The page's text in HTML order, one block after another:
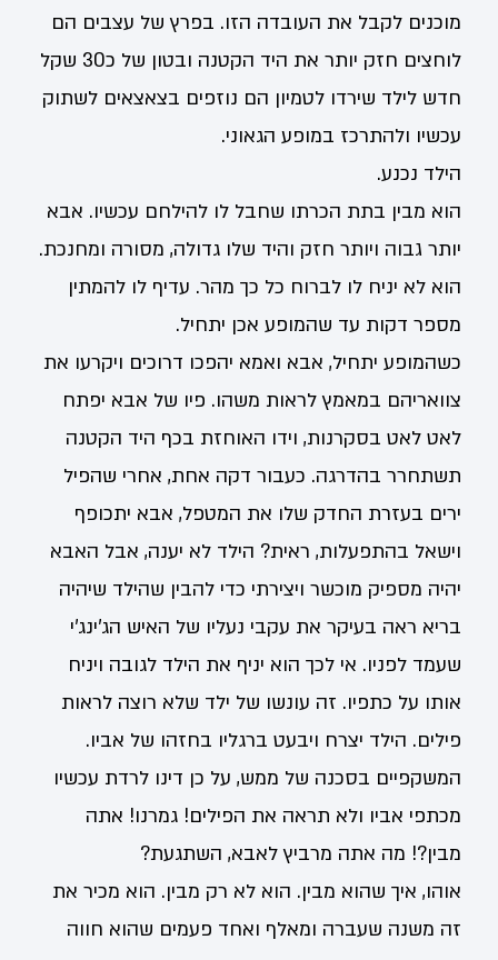
מוכנים לקבל את העובדה הזו. בפרץ של עצבים הם
לוחצים חזק יותר את היד הקטנה ובטון של כ30 שקל
חדש לילד שירדו לטמיון הם נוזפים בצאצאים לשתוק
עכשיו ולהתרכז במופע הגאוני.
הילד נכנע.
הוא מבין בתת הכרתו שחבל לו להילחם עכשיו. אבא
יותר גבוה ויותר חזק והיד שלו גדולה, מסורה ומחנכת.
הוא לא יניח לו לברוח כל כך מהר. עדיף לו להמתין
מספר דקות עד שהמופע אכן יתחיל.
כשהמופע יתחיל, אבא ואמא יהפכו דרוכים ויקרעו את
צוואריהם במאמץ לראות משהו. פיו של אבא יפתח
לאט לאט בסקרנות, וידו האוחזת בכף היד הקטנה
תשתחרר בהדרגה. כעבור דקה אחת, אחרי שהפיל
ירים בעזרת החדק שלו את המטפל, אבא יתכופף
וישאל בהתפעלות, ראית? הילד לא יענה, אבל האבא
יהיה מספיק מוכשר ויצירתי כדי להבין שהילד שיהיה
בריא ראה בעיקר את עקבי נעליו של האיש הג'ינג'י
שעמד לפניו. אי לכך הוא יניף את הילד לגובה ויניח
אותו על כתפיו. זה עונשו של ילד שלא רוצה לראות
פילים. הילד יצרח ויבעט ברגליו בחזהו של אביו.
המשקפיים בסכנה של ממש, על כן דינו לרדת עכשיו
מכתפי אביו ולא תראה את הפילים! גמרנו! אתה
מבין?! מה אתה מרביץ לאבא, השתגעת?
אוהו, איך שהוא מבין. הוא לא רק מבין. הוא מכיר את
זה משנה שעברה ומאלף ואחד פעמים שהוא חווה